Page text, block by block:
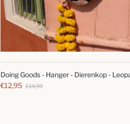
SNELLE
BLIK
Doing Goods - Hanger - Dierenkop -
€12,95 €14,99